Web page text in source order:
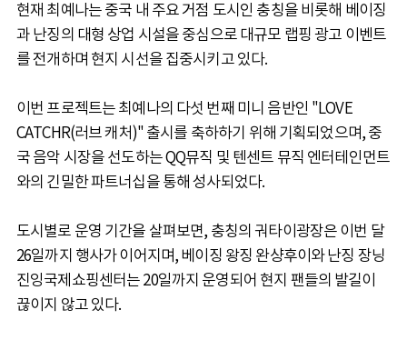
현재 최예나는 중국 내 주요 거점 도시인 충칭을 비롯해 베이징
과 난징의 대형 상업 시설을 중심으로 대규모 랩핑 광고 이벤트
를 전개하며 현지 시선을 집중시키고 있다.
이번 프로젝트는 최예나의 다섯 번째 미니 음반인 "LOVE
CATCHR(러브 캐처)" 출시를 축하하기 위해 기획되었으며, 중
국 음악 시장을 선도하는 QQ뮤직 및 텐센트 뮤직 엔터테인먼트
와의 긴밀한 파트너십을 통해 성사되었다.
도시별로 운영 기간을 살펴보면, 충칭의 궈타이광장은 이번 달
26일까지 행사가 이어지며, 베이징 왕징 완샹후이와 난징 장닝
진잉국제쇼핑센터는 20일까지 운영되어 현지 팬들의 발길이
끊이지 않고 있다.